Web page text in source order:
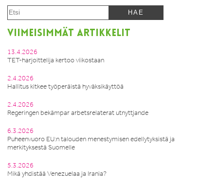
VIIMEISIMMÄT ARTIKKELIT
13.4.2026
TET-harjoittelija kertoo viikostaan
2.4.2026
Hallitus kitkee työperäistä hyväksikäyttöä
2.4.2026
Regeringen bekämpar arbetsrelaterat utnyttjande
6.3.2026
Puheenvuoro EU:n talouden menestymisen edellytyksistä ja
merkityksestä Suomelle
5.3.2026
Mikä yhdistää Venezuelaa ja Irania?